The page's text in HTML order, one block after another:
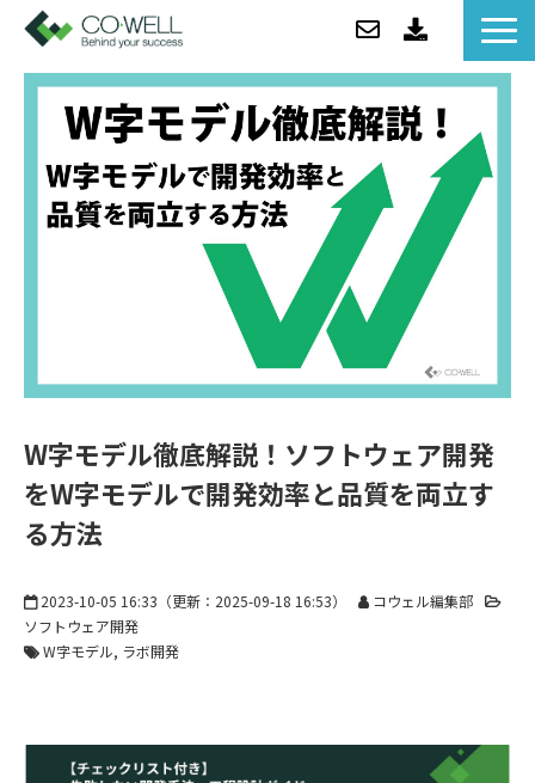
コウェルについて
ソリューション
セミナー
事例紹介
お役立ち情報/BLOG
ニュース
企業情報
W字モデル徹底解説！ソフトウェア開発
をW字モデルで開発効率と品質を両立す
る方法
2023-10-05 16:33 （更新： 2025-09-18 16:53）
コウェル編集部
ソフトウェア開発
W字モデル ラボ開発